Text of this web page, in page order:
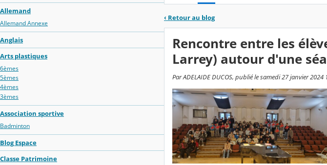
Allemand
Allemand Annexe
Anglais
Arts plastiques
6èmes
5èmes
4èmes
3èmes
Association sportive
Badminton
Blog Espace
Classe Patrimoine
‹ Retour au blog
Rencontre entre les
Larrey) autour d'une
Par ADELAIDE DUCOS, publié le samedi 27 janvier